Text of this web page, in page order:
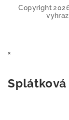
Copyright
×
Splátková